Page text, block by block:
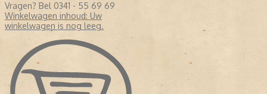
Vragen? Bel 0341 - 55 69 69
Winkelwagen inhoud: Uw
winkelwagen is nog leeg.